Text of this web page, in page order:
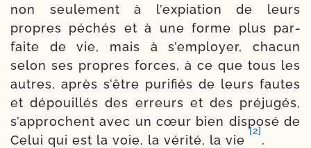
non seule­ment à l’ex­pia­tion de leurs
propres péchés et à une forme plus par­
faite de vie, mais à s’employer, cha­cun
selon ses propres forces, à ce que tous les
autres, après s’être puri­fiés de leurs fautes
et dépouillés des erreurs et des pré­ju­gés,
s’appro­chent avec un cœur bien dis­po­sé de
Celui qui est la voie, la véri­té, la vie
[2]
.